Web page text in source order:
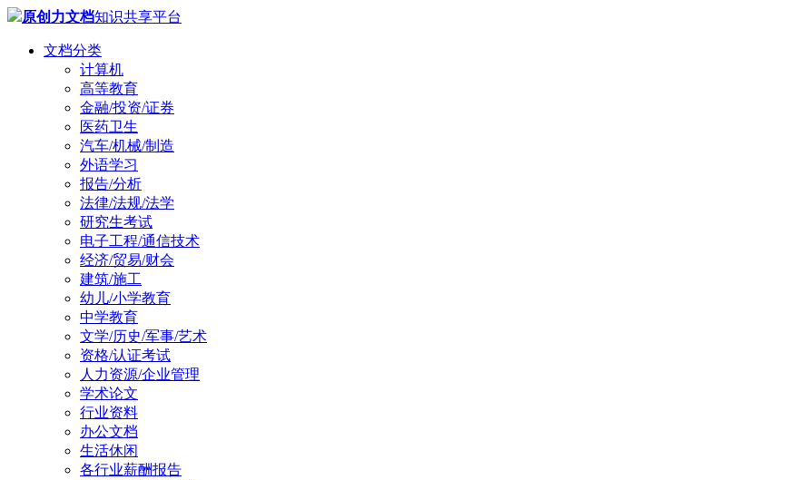
原创力文档知识共享平台
文档分类
计算机
高等教育
金融/投资/证券
医药卫生
汽车/机械/制造
外语学习
报告/分析
法律/法规/法学
研究生考试
电子工程/通信技术
经济/贸易/财会
建筑/施工
幼儿/小学教育
中学教育
文学/历史/军事/艺术
资格/认证考试
人力资源/企业管理
学术论文
行业资料
办公文档
生活休闲
各行业薪酬报告